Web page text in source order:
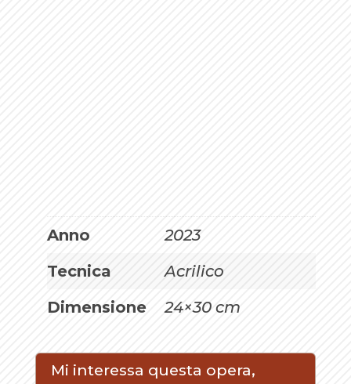
Anno
2023
Tecnica
Acrilico
Dimensione
24×30 cm
Mi interessa questa opera,